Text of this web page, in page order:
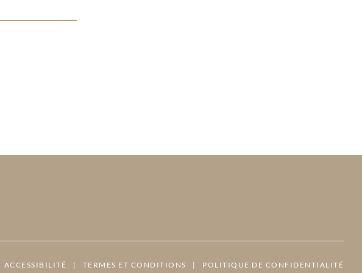
ACCESSIBILITÉ | TERMES ET CONDITIONS | POLITIQUE DE CONFIDENTIALITÉ